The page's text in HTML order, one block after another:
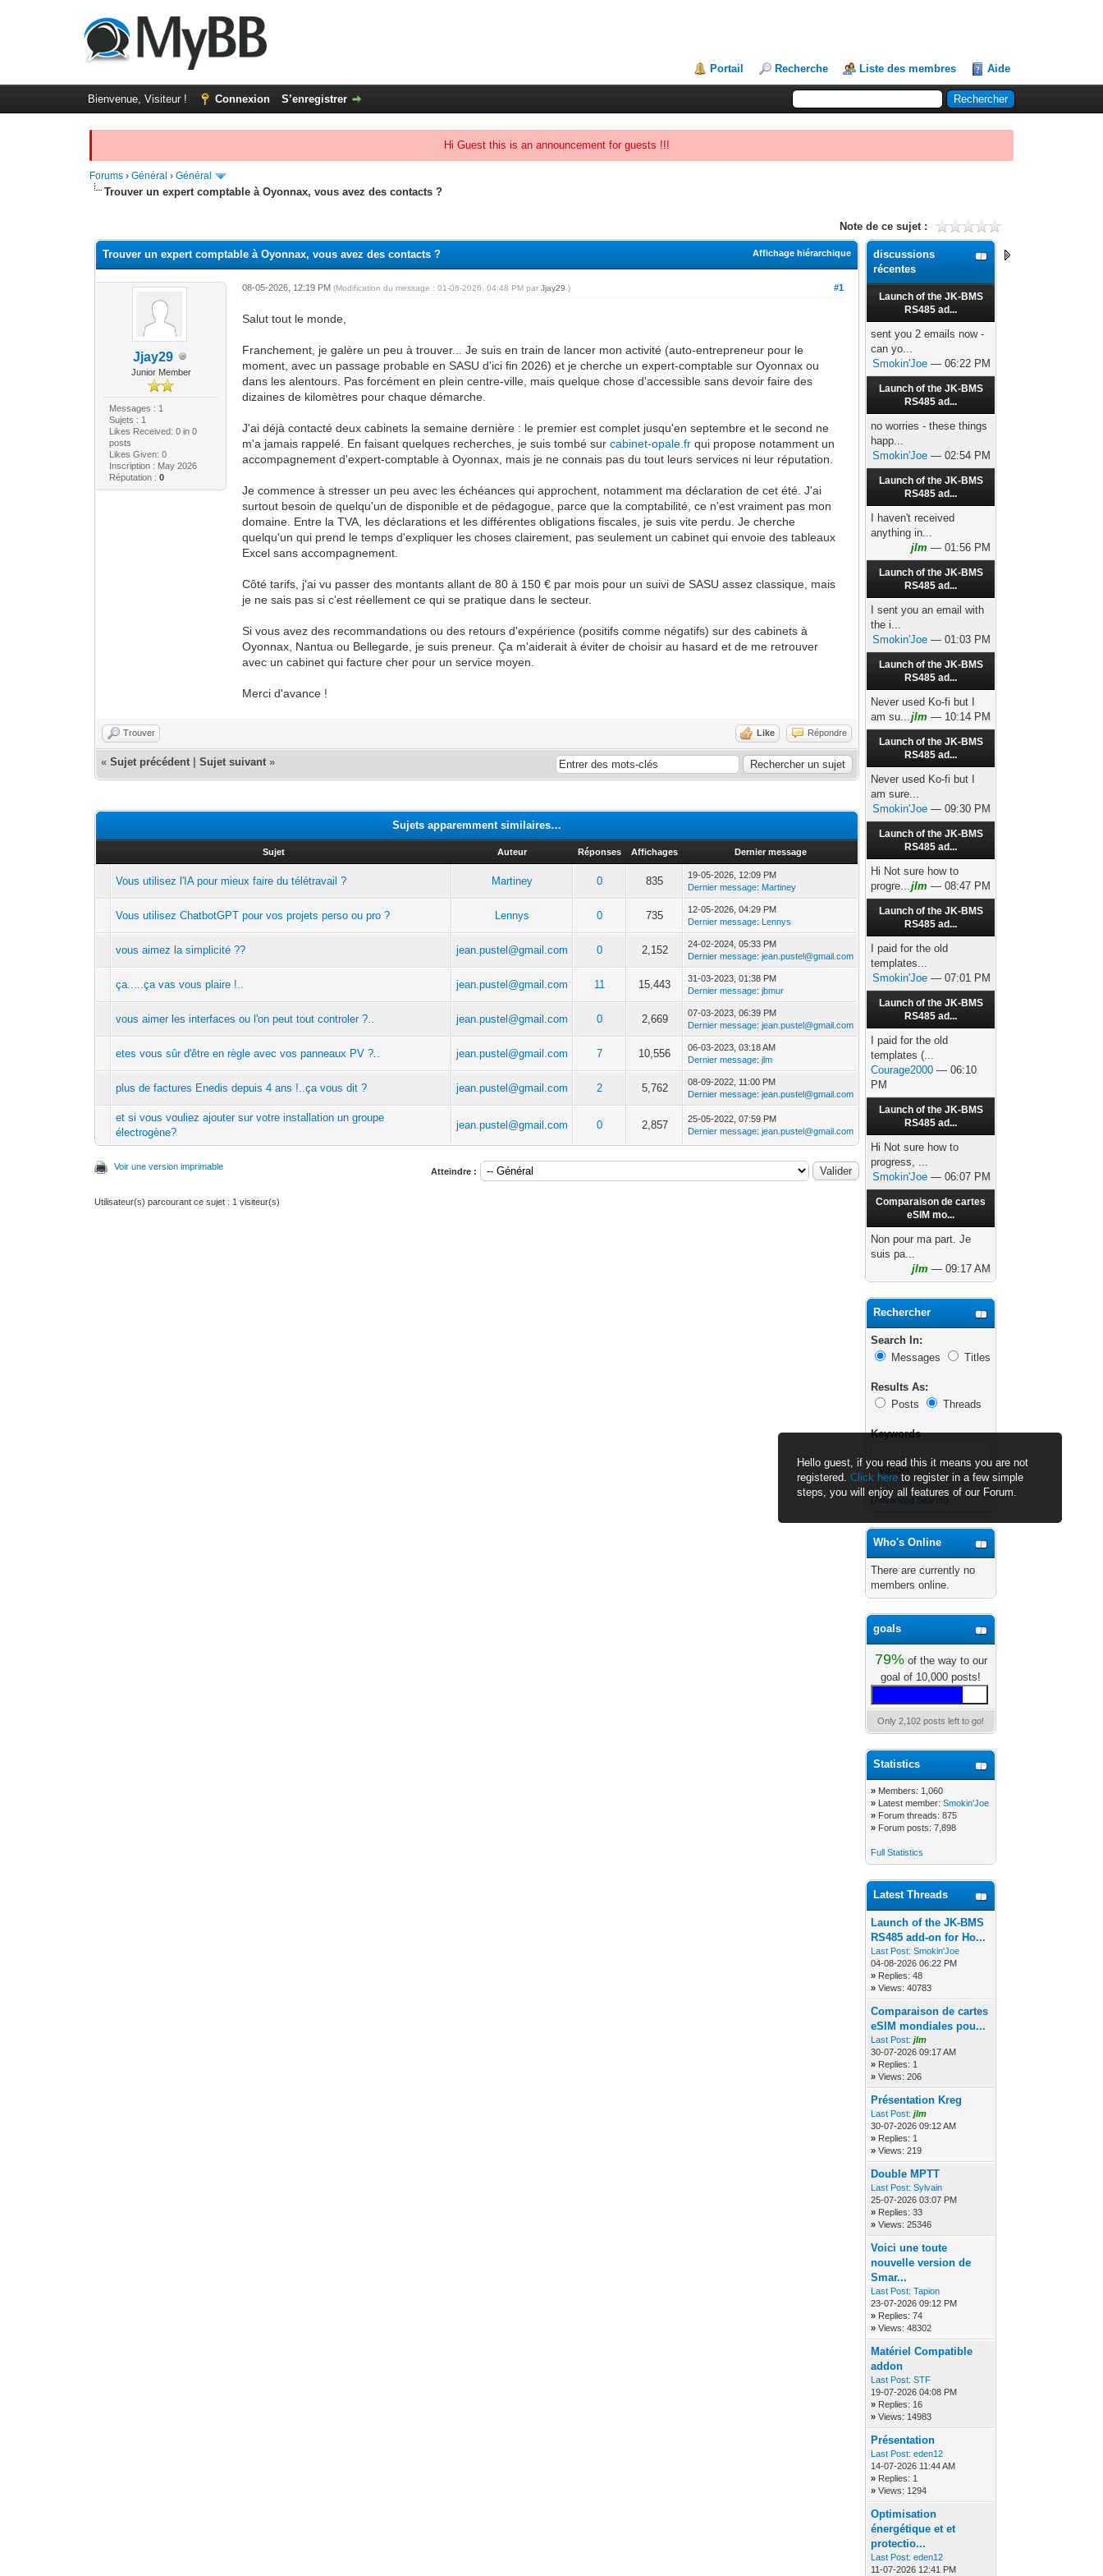
Hello guest, if you read this it means you are not
registered. Click hereto register in a few simple
steps, you will enjoy all features of our Forum.
Portail Recherche Liste des membres Aide
Bienvenue, Visiteur ! Connexion S’enregistrer
Hi Guest this is an announcement for guests !!!
Forums ›Général ›Général
Trouver un expert comptable à Oyonnax, vous avez des contacts ?
Note de ce sujet :
Affichage hiérarchique
Trouver un expert comptable à Oyonnax, vous avez des contacts ?
Jjay29
Junior Member
Messages : 1
Sujets : 1
Likes Received: 0in 0
posts
Likes Given: 0
Inscription : May 2026
Réputation : 0
#1
08-05-2026, 12:19 PM (Modification du message : 01-06-2026, 04:48 PM par Jjay29 .)
Salut tout le monde,
Franchement, je galère un peu à trouver... Je suis en train de lancer mon activité (auto-entrepreneur pour le
moment, avec un passage probable en SASU d'ici fin 2026) et je cherche un expert-comptable sur Oyonnax ou
dans les alentours. Pas forcément en plein centre-ville, mais quelque chose d'accessible sans devoir faire des
dizaines de kilomètres pour chaque démarche.
J'ai déjà contacté deux cabinets la semaine dernière : le premier est complet jusqu'en septembre et le second ne
m'a jamais rappelé. En faisant quelques recherches, je suis tombé sur cabinet-opale.frqui propose notamment un
accompagnement d'expert-comptable à Oyonnax, mais je ne connais pas du tout leurs services ni leur réputation.
Je commence à stresser un peu avec les échéances qui approchent, notamment ma déclaration de cet été. J'ai
surtout besoin de quelqu'un de disponible et de pédagogue, parce que la comptabilité, ce n'est vraiment pas mon
domaine. Entre la TVA, les déclarations et les différentes obligations fiscales, je suis vite perdu. Je cherche
quelqu'un qui prend le temps d'expliquer les choses clairement, pas seulement un cabinet qui envoie des tableaux
Excel sans accompagnement.
Côté tarifs, j'ai vu passer des montants allant de 80 à 150 € par mois pour un suivi de SASU assez classique, mais
je ne sais pas si c'est réellement ce qui se pratique dans le secteur.
Si vous avez des recommandations ou des retours d'expérience (positifs comme négatifs) sur des cabinets à
Oyonnax, Nantua ou Bellegarde, je suis preneur. Ça m'aiderait à éviter de choisir au hasard et de me retrouver
avec un cabinet qui facture cher pour un service moyen.
Merci d'avance !
Trouver Like Répondre
«Sujet précédent |Sujet suivant »
Sujets apparemment similaires…
Sujet Auteur Réponses Affichages Dernier message
Vous utilisez l'IA pour mieux faire du télétravail ? Martiney 0 835
19-05-2026, 12:09 PM
Dernier message: Martiney
Vous utilisez ChatbotGPT pour vos projets perso ou pro ? Lennys 0 735
12-05-2026, 04:29 PM
Dernier message: Lennys
vous aimez la simplicité ?? jean.pustel@gmail.com 0 2,152
24-02-2024, 05:33 PM
Dernier message:jean.pustel@gmail.com
ça.....ça vas vous plaire !.. jean.pustel@gmail.com 11 15,443
31-03-2023, 01:38 PM
Dernier message:jbmur
vous aimer les interfaces ou l'on peut tout controler ?.. jean.pustel@gmail.com 0 2,669
07-03-2023, 06:39 PM
Dernier message:jean.pustel@gmail.com
etes vous sûr d'être en règle avec vos panneaux PV ?.. jean.pustel@gmail.com 7 10,556
06-03-2023, 03:18 AM
Dernier message:jlm
plus de factures Enedis depuis 4 ans !..ça vous dit ? jean.pustel@gmail.com 2 5,762
08-09-2022, 11:00 PM
Dernier message:jean.pustel@gmail.com
et si vous vouliez ajouter sur votre installation un groupe
électrogène?
jean.pustel@gmail.com 0 2,857
25-05-2022, 07:59 PM
Dernier message:jean.pustel@gmail.com
Voir une version imprimable Atteindre :
Utilisateur(s) parcourant ce sujet : 1 visiteur(s)
discussions
récentes
Launch of the JK-BMS
RS485 ad...
sent you 2 emails now -
can yo...
Smokin'Joe — 06:22 PM
Launch of the JK-BMS
RS485 ad...
no worries - these things
happ...
Smokin'Joe — 02:54 PM
Launch of the JK-BMS
RS485 ad...
I haven't received
anything in...
jlm — 01:56 PM
Launch of the JK-BMS
RS485 ad...
I sent you an email with
the i...
Smokin'Joe — 01:03 PM
Launch of the JK-BMS
RS485 ad...
Never used Ko-fi but I
am su... jlm — 10:14 PM
Launch of the JK-BMS
RS485 ad...
Never used Ko-fi but I
am sure...
Smokin'Joe — 09:30 PM
Launch of the JK-BMS
RS485 ad...
Hi Not sure how to
progre... jlm — 08:47 PM
Launch of the JK-BMS
RS485 ad...
I paid for the old
templates...
Smokin'Joe — 07:01 PM
Launch of the JK-BMS
RS485 ad...
I paid for the old
templates (...
Courage2000 — 06:10
PM
Launch of the JK-BMS
RS485 ad...
Hi Not sure how to
progress, ...
Smokin'Joe — 06:07 PM
Comparaison de cartes
eSIM mo...
Non pour ma part. Je
suis pa...
jlm — 09:17 AM
Rechercher
Search In:
Messages
Titles
Results As:
Posts
Threads
Keywords
( Advanced Search )
Who's Online
There are currently no
members online.
goals
79%of the way to our
goal of 10,000 posts!
Only 2,102 posts left to go!
Statistics
» Members: 1,060
» Latest member:Smokin'Joe
» Forum threads: 875
» Forum posts: 7,898
Full Statistics
Latest Threads
Launch of the JK-BMS
RS485 add-on for Ho...
Last Post: Smokin'Joe
04-08-2026 06:22 PM
» Replies: 48
»Views: 40783
Comparaison de cartes
eSIM mondiales pou...
Last Post: jlm
30-07-2026 09:17 AM
» Replies: 1
»Views: 206
Présentation Kreg
Last Post: jlm
30-07-2026 09:12 AM
» Replies: 1
»Views: 219
Double MPTT
Last Post: Sylvain
25-07-2026 03:07 PM
» Replies: 33
»Views: 25346
Voici une toute
nouvelle version de
Smar...
Last Post: Tapion
23-07-2026 09:12 PM
» Replies: 74
»Views: 48302
Matériel Compatible
addon
Last Post: STF
19-07-2026 04:08 PM
» Replies: 16
»Views: 14983
Présentation
Last Post: eden12
14-07-2026 11:44 AM
» Replies: 1
»Views: 1294
Optimisation
énergétique et et
protectio...
Last Post: eden12
11-07-2026 12:41 PM